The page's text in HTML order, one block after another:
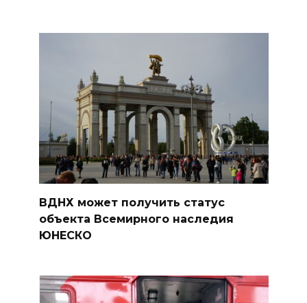
ВДНХ может получить статус
объекта Всемирного наследия
ЮНЕСКО